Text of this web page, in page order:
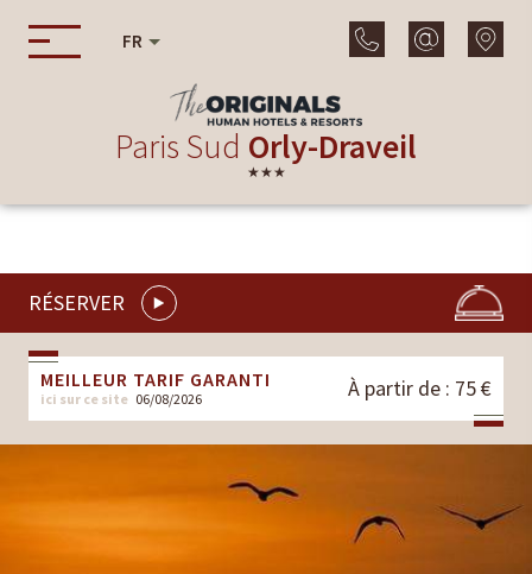
FR
Paris Sud Orly-Draveil
★★★
RÉSERVER
MEILLEUR TARIF GARANTI
ici sur ce site 06/08/2026 À partir de : 75 €